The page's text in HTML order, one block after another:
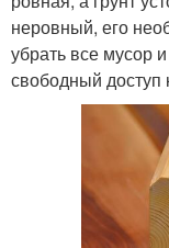
неровный, его
убрать все мусор
свободный доступ